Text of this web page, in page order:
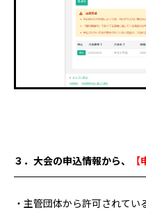
３．大会の申込情報から、
・主管団体から許可されて